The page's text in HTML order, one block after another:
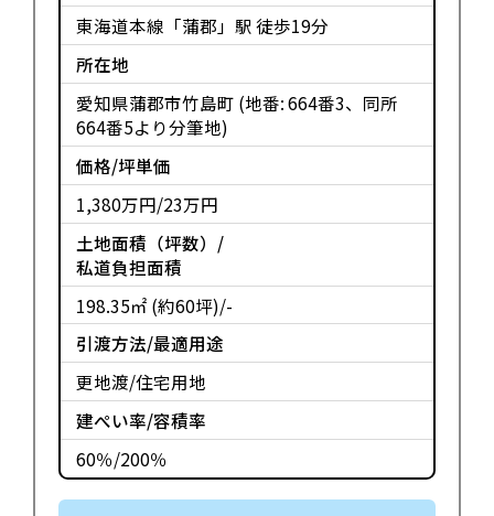
東海道本線「蒲郡」駅 徒歩19分
所在地
愛知県蒲郡市竹島町 (地番: 664番3、同所
664番5より分筆地)
価格/坪単価
1,380万円/23万円
土地面積（坪数）/
私道負担面積
198.35㎡ (約60坪)/-
引渡方法/最適用途
更地渡/住宅用地
建ぺい率/容積率
60％/200％